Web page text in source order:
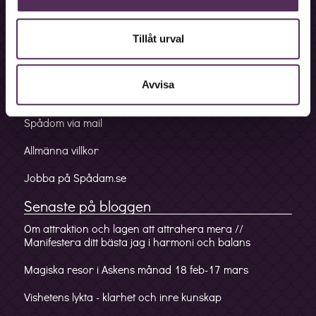
Tillåt urval
Avvisa
Bokningslinje
Förskottslinje
Spådom via mail
Allmänna villkor
Jobba på Spådam.se
Senaste på bloggen
Om attraktion och lagen att attrahera mera //
Manifestera ditt bästa jag i harmoni och balans
Magiska resor i Askens månad 18 feb-17 mars
Vishetens lykta - klarhet och inre kunskap